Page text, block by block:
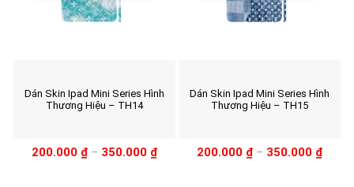
Dán Skin Ipad Mini Series Hình
Thương Hiệu – TH14
200.000 ₫– 350.000 ₫
Dán Skin Ipad Mini Series Hình
Thương Hiệu – TH15
200.000 ₫– 350.000 ₫